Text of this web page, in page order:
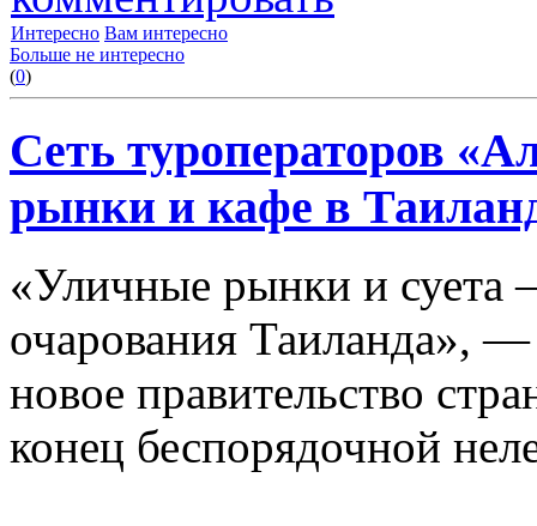
Интересно Вам интересно
Больше не интересно
(0)
Сеть туроператоров
рынки и кафе в
«Уличные рынки и суета
очарования Таиланда»,
новое правительство
конец беспорядочной